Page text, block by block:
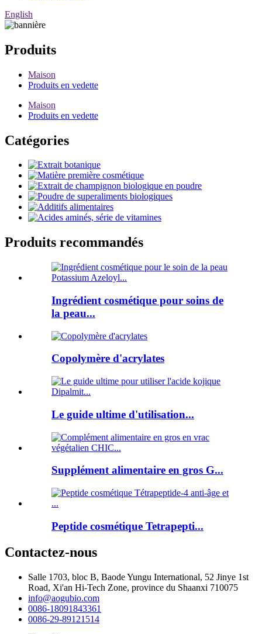
English
Produits
Maison
Produits en vedette
Maison
Produits en vedette
Catégories
Produits recommandés
Ingrédient cosmétique pour soins de
la peau...
Copolymère d'acrylates
Le guide ultime d'utilisation...
Supplément alimentaire en gros G...
Peptide cosmétique Tetrapepti...
Contactez-nous
Salle 1703, bloc B, Baode Yungu International, 52 Jinye 1st
Road, Xi'an Hi-Tech Zone, province du Shaanxi 710075
info@aogubio.com
0086-18091843361
0086-29-89121514